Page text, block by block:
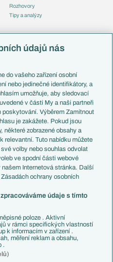
Rozhovory
Tipy a analýzy
Česko
Francie
Itálie
Německo
Španělsko
Argentina
Brazílie
Přestupy
Zápasy
Livescore
Tipovací soutěž
údajů nás
do vašeho zařízení osobní
nebo jedinečné identifikátory, a
umožňuje, aby sledovací
v části My a naši partneři
poskytování. Výběrem Zamítnout
je zakážete. Pokud jsou
některé zobrazené obsahy a
relevantní. Tuto nabídku můžete
volby nebo souhlas odvolat
ve spodní části webové
Internetová stránka. Další
ochrany osobních
údaje s tímto
poloze . Aktivní
v rámci specifických vlastností
k informacím v zařízení .
měření reklam a obsahu,
.